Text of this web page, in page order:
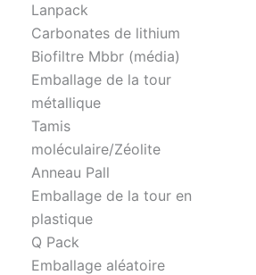
Lanpack
Carbonates de lithium
Biofiltre Mbbr (média)
Emballage de la tour
métallique
Tamis
moléculaire/Zéolite
Anneau Pall
Emballage de la tour en
plastique
Q Pack
Emballage aléatoire